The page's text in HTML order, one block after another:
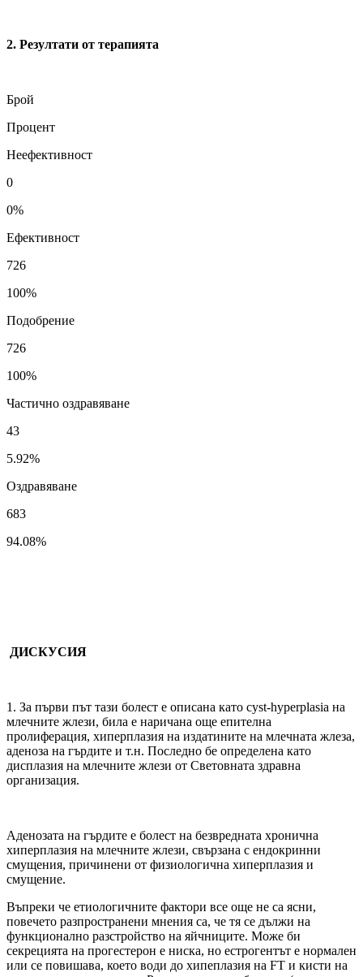
2. Резултати от терапията
Брой
Процент
Неефективност
0
0%
Ефективност
726
100%
Подобрение
726
100%
Частично оздравяване
43
5.92%
Оздравяване
683
94.08%
ДИСКУСИЯ
1. За първи път тази болест е описана като cyst-hyperplasia на
млечните жлези, била е наричана още епителна
пролиферация, хиперплазия на издатините на млечната жлеза,
аденоза на гърдите и т.н. Последно бе определена като
дисплазия на млечните жлези от Световната здравна
организация.
Аденозата на гърдите е болест на безвредната хронична
хиперплазия на млечните жлези, свързана с ендокринни
смущения, причинени от физиологична хиперплазия и
смущение.
Въпреки че етиологичните фактори все още не са ясни,
повечето разпространени мнения са, че тя се дължи на
функционално разстройство на яйчниците. Може би
секрецията на прогестерон е ниска, но естрогентът е нормален
или се повишава, което води до хипеплазия на FT и кисти на